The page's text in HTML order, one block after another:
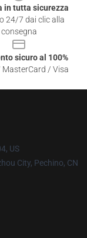
in tutta sicurezza
24/7 dai clic alla
consegna
sicuro al 100%
MasterCard / Visa
US
City, Pechino, CN